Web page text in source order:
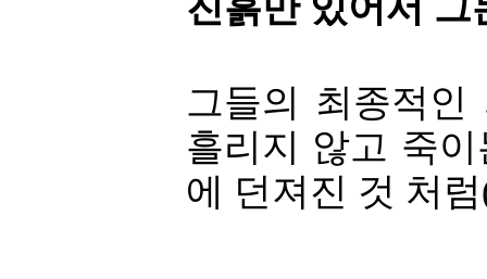
그들의 최종적인
흘리지 않고 죽
에 던져진 것 처